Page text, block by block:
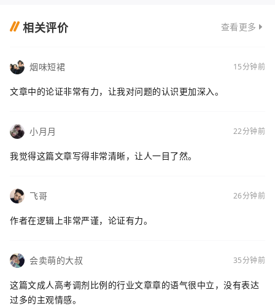
相关评价 查看更多
烟味短裙 15分钟前
文章中的论证非常有力，让我对问题的认识更加深入。
小月月 22分钟前
我觉得这篇文章写得非常清晰，让人一目了然。
飞哥 26分钟前
作者在逻辑上非常严谨，论证有力。
会卖萌的大叔 35分钟前
这篇文成人高考调剂比例的行业文章章的语气很中立，没有表达
过多的主观情感。